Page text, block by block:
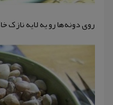
روی دونه‌ها رو یه لایه